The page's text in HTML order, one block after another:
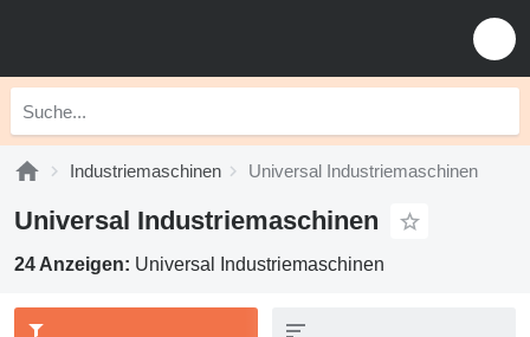
Industriemaschinen Universal Industriemaschinen
Universal Industriemaschinen
24 Anzeigen: Universal Industriemaschinen